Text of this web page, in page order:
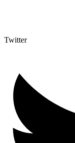
Twitter